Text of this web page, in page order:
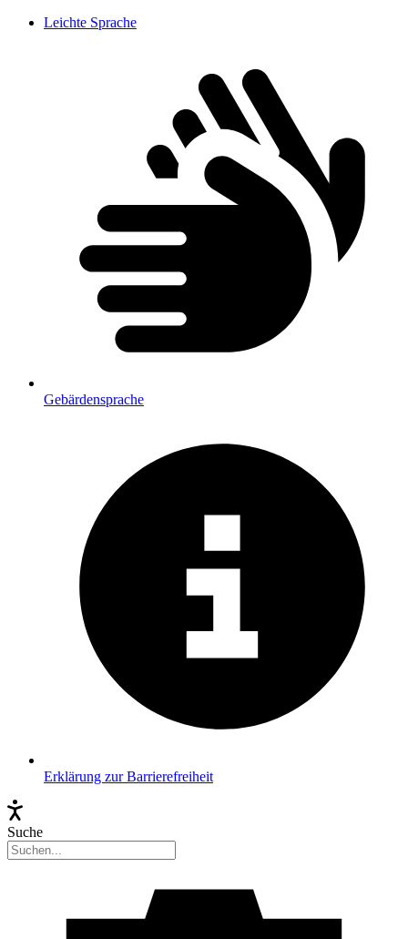
Leichte Sprache
Gebärdensprache
Erklärung zur Barrierefreiheit
Suche